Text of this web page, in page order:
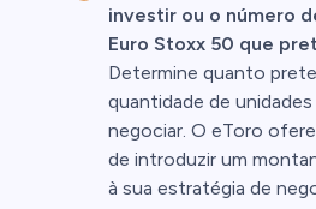
investir ou o número
Euro Stoxx 50 que
Determine quanto
quantidade de
negociar. O eToro
de introduzir um
à sua estratégia de